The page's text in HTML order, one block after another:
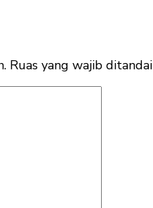
Ruas yang wajib ditandai